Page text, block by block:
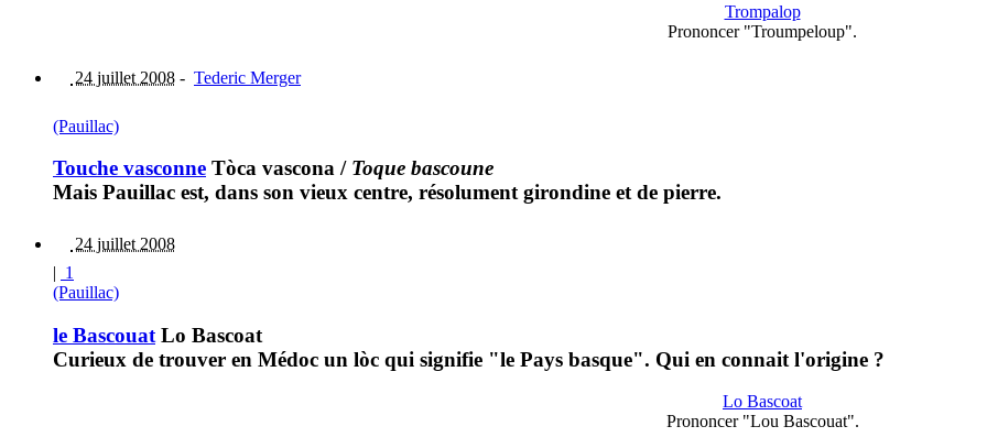
Trompalop
Prononcer "Troumpeloup".
24 juillet 2008 - Tederic Merger
(Pauillac)
Touche vasconne Tòca vascona / Toque bascoune
Mais Pauillac est, dans son vieux centre, résolument girondine et de pierre.
24 juillet 2008
| 1
(Pauillac)
le Bascouat Lo Bascoat
Curieux de trouver en Médoc un lòc qui signifie "le Pays basque". Qui en connait l'origine ?
Lo Bascoat
Prononcer "Lou Bascouat".